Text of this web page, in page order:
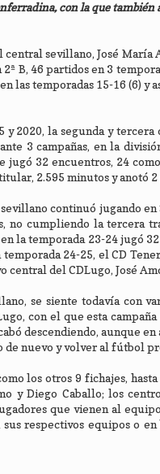
con la que también
sevillano, José María
B, 46 partidos en 3
las temporadas 15-16 (6) y
2020, la segunda y tercera
3 campañas, en la
32 encuentros, 24
2.595 minutos y anotó 2
continuó jugando
no cumpliendo la tercera
la temporada 23-24 jugó
24-25, el CD
central del CDLugo, José
se siente todavía con
con el que esta
descendiendo, aunque
de nuevo y volver al fútbol
los otros 9 fichajes,
y Diego Caballo; los
que vienen al
respectivos equipos o